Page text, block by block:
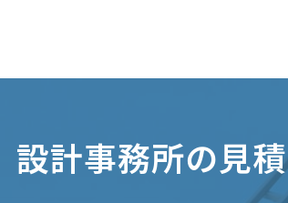
設計事務所の見